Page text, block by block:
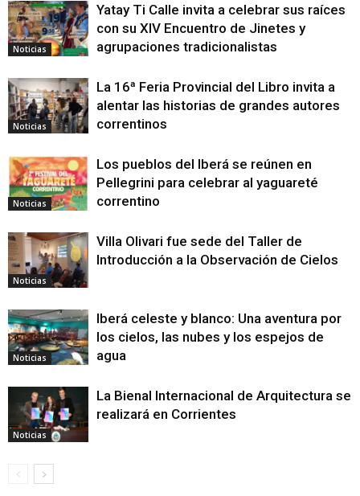
Noticias
Yatay Ti Calle invita a celebrar sus raíces
con su XIV Encuentro de Jinetes y
agrupaciones tradicionalistas
Noticias
La 16ª Feria Provincial del Libro invita a
alentar las historias de grandes autores
correntinos
Noticias
Los pueblos del Iberá se reúnen en
Pellegrini para celebrar al yaguareté
correntino
Noticias
Villa Olivari fue sede del Taller de
Introducción a la Observación de Cielos
Noticias
Iberá celeste y blanco: Una aventura por
los cielos, las nubes y los espejos de
agua
Noticias
La Bienal Internacional de Arquitectura se
realizará en Corrientes